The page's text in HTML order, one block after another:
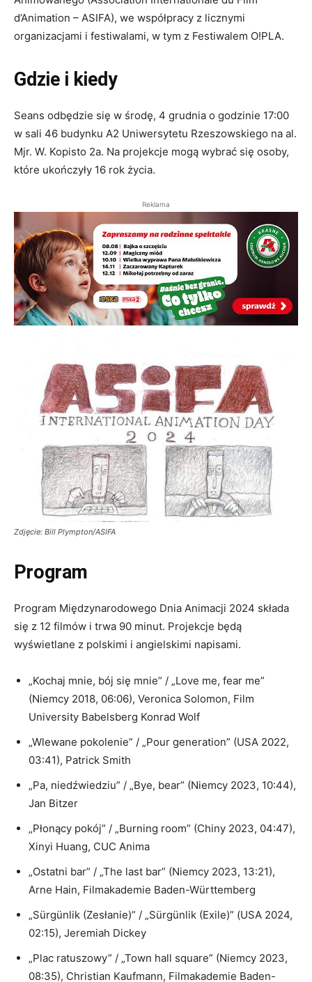
d’Animation – ASIFA), we współpracy z licznymi
organizacjami i festiwalami, w tym z Festiwalem O!PLA.
Gdzie i kiedy
Seans odbędzie się w środę, 4 grudnia o godzinie 17:00
w sali 46 budynku A2 Uniwersytetu Rzeszowskiego na al.
Mjr. W. Kopisto 2a. Na projekcje mogą wybrać się osoby,
które ukończyły 16 rok życia.
Reklama
Zdjęcie: Bill Plympton/ASIFA
Program
Program Międzynarodowego Dnia Animacji 2024 składa
się z 12 filmów i trwa 90 minut. Projekcje będą
wyświetlane z polskimi i angielskimi napisami.
„Kochaj mnie, bój się mnie” / „Love me, fear me”
(Niemcy 2018, 06:06), Veronica Solomon, Film
University Babelsberg Konrad Wolf
„Wlewane pokolenie” / „Pour generation” (USA 2022,
03:41), Patrick Smith
„Pa, niedźwiedziu” / „Bye, bear” (Niemcy 2023, 10:44),
Jan Bitzer
„Płonący pokój” / „Burning room” (Chiny 2023, 04:47),
Xinyi Huang, CUC Anima
„Ostatni bar” / „The last bar” (Niemcy 2023, 13:21),
Arne Hain, Filmakademie Baden-Württemberg
„Sürgünlik (Zesłanie)” / „Sürgünlik (Exile)” (USA 2024,
02:15), Jeremiah Dickey
„Plac ratuszowy” / „Town hall square” (Niemcy 2023,
08:35), Christian Kaufmann, Filmakademie Baden-